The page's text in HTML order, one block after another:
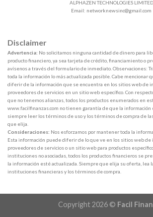
ALPHAZEN TECHNOLOGIES LIMITED
Email: networknewsinc@gmail.com
Disclaimer
Advertencia: No solicitamos ninguna cantidad de dinero para
producto financiero, ya sea tarjeta de crédito, financiamiento o
avísenos a través del formulario de inmediato. Observaciones:
toda la información lo más actualizada posible. Cabe mencionar
diferir de la información que se encuentra en los sitios web de
proveedores de servicios en un sitio web específico. Con
que no tenemos alianzas, todos los productos enumerados en
www.facilfinanzas.com no tienen garantía de que la información
siempre leer los términos de uso y los términos de compra de
que elija.
Consideraciones: Nos esforzamos por mantener toda la
Esta información puede diferir de lo que ve en los sitios web de
proveedores de servicios o un sitio web para productos
instituciones no asociadas, todos los productos financieros se
la información esté actualizada. Siempre que elija su oferta, lea
instituciones financieras y los términos de compra.
Copyright 2026 © Facil